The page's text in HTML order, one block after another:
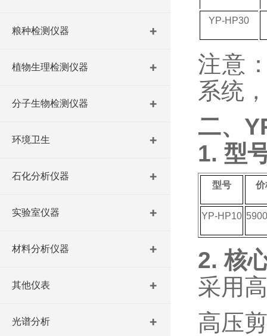
YP-HP30
注意
系统
二、
1. 型
型号 价
YP-HP10
2. 核
采用
高压
粮种检测仪器
植物生理检测仪器
分子生物检测仪器
环境卫生
石化分析仪器
实验室仪器
材料分析仪器
其他仪表
光谱分析